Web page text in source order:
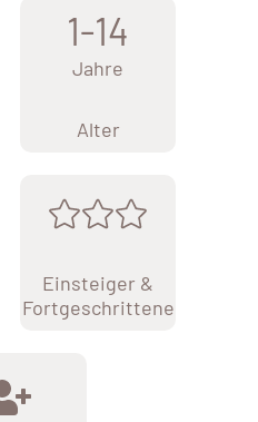
1-14
Jahre
Alter
Einsteiger &
Fortgeschrittene